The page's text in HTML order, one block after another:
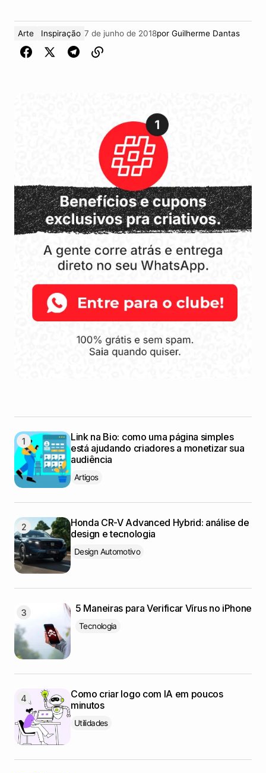
Arte Inspiração 7 de junho de 2018por Guilherme Dantas
Link na Bio: como uma página simples
está ajudando criadores a monetizar sua
audiência
Artigos
Honda CR-V Advanced Hybrid: análise de
design e tecnologia
Design Automotivo
5 Maneiras para Verificar Vírus no iPhone
Tecnologia
Como criar logo com IA em poucos
minutos
Utilidades